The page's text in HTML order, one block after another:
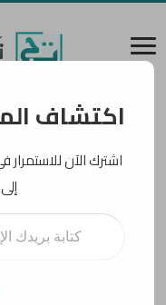
اكتشاف
اشترك الآن